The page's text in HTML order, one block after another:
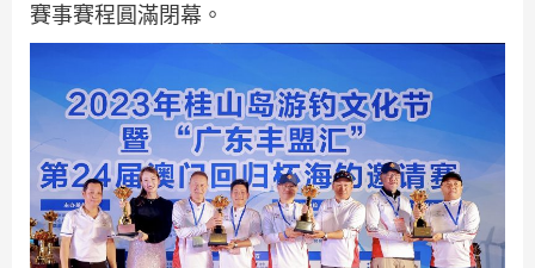
賽事賽程圓滿閉幕。